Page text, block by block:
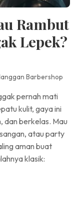
Rambut
Lepek?
Barbershop
pernah mati
kulit, gaya ini
dan berkelas. Mau
atau party
aman buat
klasik: